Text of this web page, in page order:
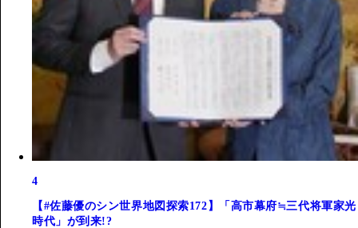
4
【#佐藤優のシン世界地図探索172】「高市幕府≒三代将軍家光
時代」が到来!?